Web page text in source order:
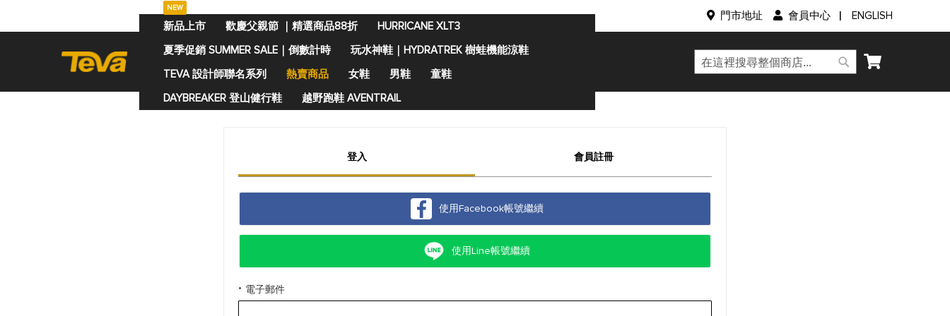
過
到
內
語
言
ENGLISH
門市地址
會員中心
新品上市
NEW
歡慶父親節 ｜精選商品88折
HURRICANE XLT3
夏季促銷 SUMMER SALE｜倒數計時
玩水神鞋｜HYDRATREK 樹蛙機能涼鞋
TEVA 設計師聯名系列
熱賣商品 女鞋 男鞋
童鞋
DAYBREAKER 登山健行鞋
越野跑鞋 AVENTRAIL
搜
尋
我的購物車
登入 會員註冊
使用Facebook帳號繼續
使用Line帳號繼續
電子郵件